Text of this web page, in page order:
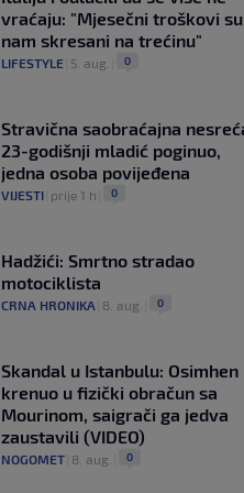
vraćaju: "Mjesečni troškovi su
nam skresani na trećinu"
LIFESTYLE| 5. aug. 0
Stravična saobraćajna
23-godišnji mladić poginuo,
jedna osoba povijeđena
VIJESTI| prije 1 h 0
Hadžići: Smrtno stradao
motociklista
CRNA HRONIKA 8. aug. 0
Skandal u Istanbulu: Osimhen
krenuo u fizički obračun sa
Mourinom, saigrači ga jedva
zaustavili (VIDEO)
NOGOMET| 8. aug. 0